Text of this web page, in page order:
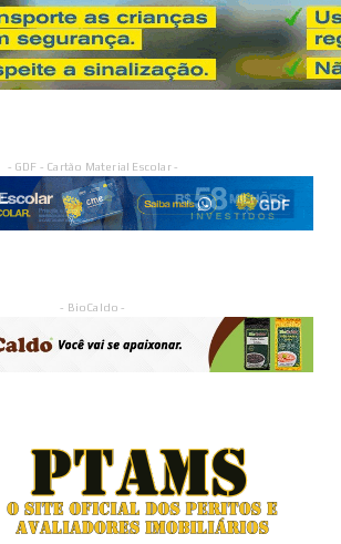
- GDF - Cartão Material Escolar -
- BioCaldo -